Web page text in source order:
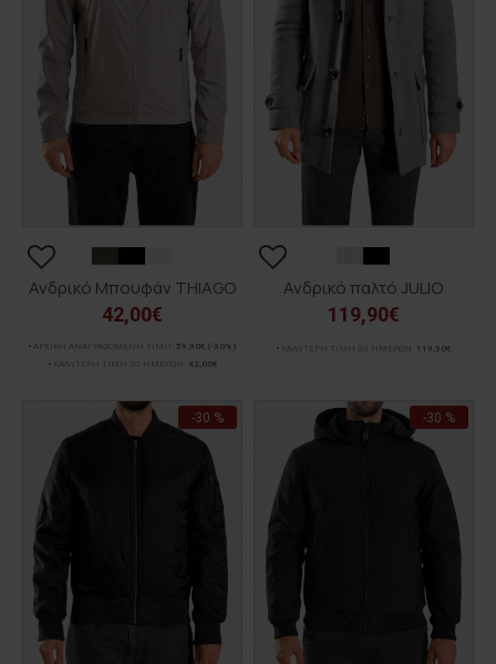
Ανδρικό Μπουφάν THIAGO
42,00€
ΑΡΧΙΚΗ ΑΝΑΓΡΑΦΟΜΕΝΗ ΤΙΜΗ: 59,90€ (-30%)
ΚΑΛΥΤΕΡΗ ΤΙΜΗ 30 ΗΜΕΡΩΝ:
42,00€
Ανδρικό παλτό JULIO
119,90€
ΚΑΛΥΤΕΡΗ ΤΙΜΗ 30 ΗΜΕΡΩΝ: 119,90€
-30 % -30 %